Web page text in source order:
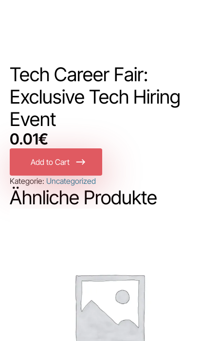
Tech Career Fair:
Exclusive Tech Hiring
Event
0.01€
Add to Cart
Kategorie: Uncategorized
Ähnliche Produkte